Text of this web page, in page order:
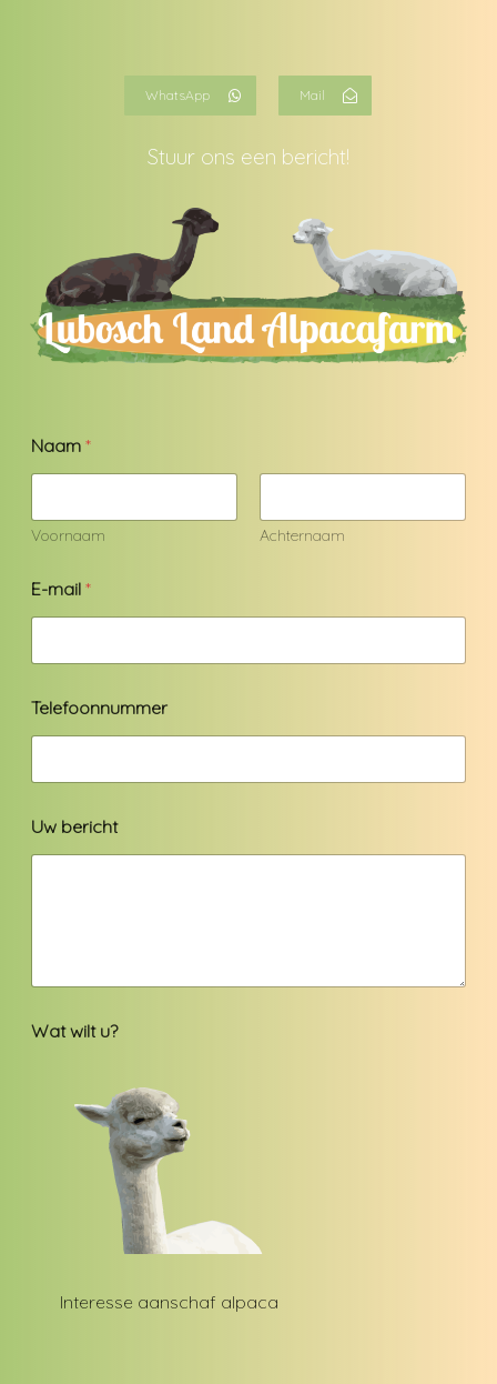
WhatsApp Mail
Stuur ons een bericht!
Naam *
Voornaam Achternaam
E-mail *
Telefoonnummer
Uw bericht
Wat wilt u?
Interesse aanschaf alpaca